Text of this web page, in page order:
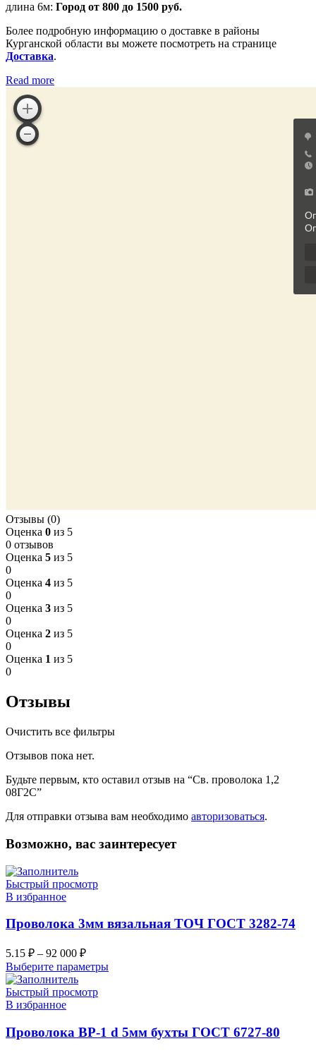
длина 6м: Город от 800 до 1500 руб.
Более подробную информацию о доставке в районы
Курганской области вы можете посмотреть на странице
Доставка.
Read more
Отзывы (0)
Оценка 0 из 5
0 отзывов
Оценка 5 из 5
0
Оценка 4 из 5
0
Оценка 3 из 5
0
Оценка 2 из 5
0
Оценка 1 из 5
0
Отзывы
Очистить все фильтры
Отзывов пока нет.
Будьте первым, кто оставил отзыв на “Св. проволока 1,2
08Г2С”
Для отправки отзыва вам необходимо авторизоваться.
Возможно, вас заинтересует
Быстрый просмотр
В избранное
Проволока 3мм вязальная ТОЧ ГОСТ 3282-74
5.15 ₽ – 92 000 ₽
Выберите параметры
Быстрый просмотр
В избранное
Проволока ВР-1 d 5мм бухты ГОСТ 6727-80